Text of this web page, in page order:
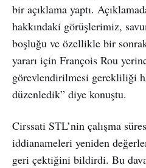
bir açıklama yaptı.
hakkındaki görüşlerimiz,
boşluğu ve özellikle bir
yararı için François Rou
görevlendirilmesi gerekliliği
düzenledik” diye konuştu.
Cirssati STL’nin çalışma
iddianameleri yeniden
geri çektiğini bildirdi. Bu